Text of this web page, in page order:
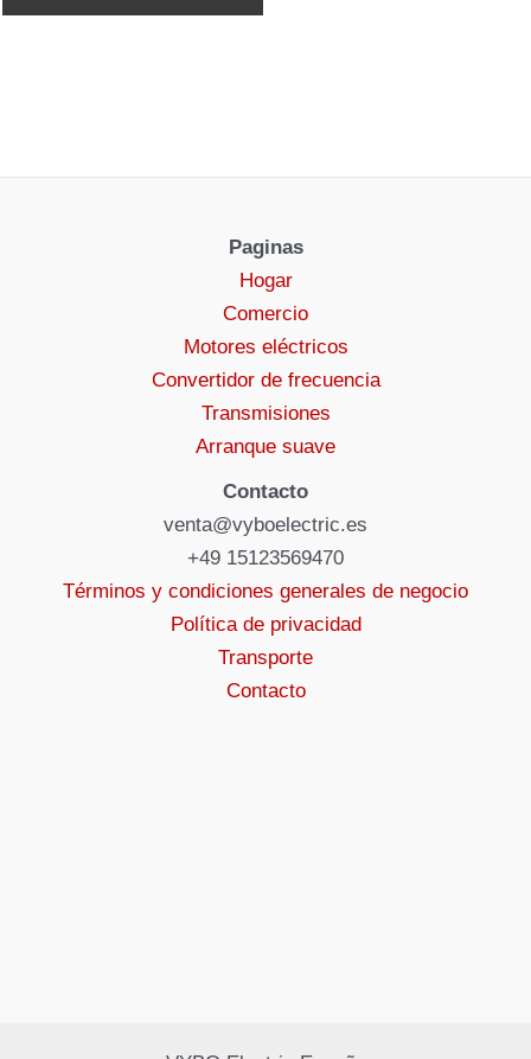
Paginas
Hogar
Comercio
Motores eléctricos
Convertidor de frecuencia
Transmisiones
Arranque suave
Contacto
venta@vyboelectric.es
+49 15123569470
Términos y condiciones generales de negocio
Política de privacidad
Transporte
Contacto